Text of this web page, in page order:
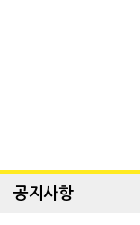
공지사항